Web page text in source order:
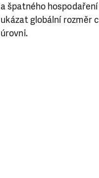
a špatného
ukázat globální rozměr
úrovni.